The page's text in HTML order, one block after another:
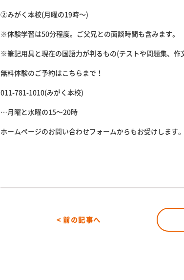
②みがく本校(月曜の19時～)
※体験学習は50分程度。ご父兄との面談時間も含みます。
※筆記用具と現在の国語力が判るもの(テストや問題集、作
無料体験のご予約はこちらまで！
011-781-1010(みがく本校)
…月曜と水曜の15～20時
ホームページのお問い合わせフォームからもお受けします。
< 前の記事へ